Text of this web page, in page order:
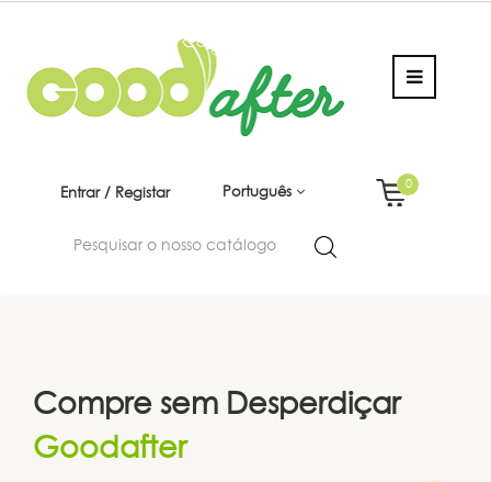
Entrar / Registar Português
0
Compre sem Desperdiçar
Goodafter